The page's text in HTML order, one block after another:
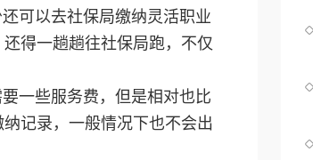
可以去社保局缴纳灵活职业
得一趟趟往社保局跑，不仅
一些服务费，但是相对也比
记录，一般情况下也不会出